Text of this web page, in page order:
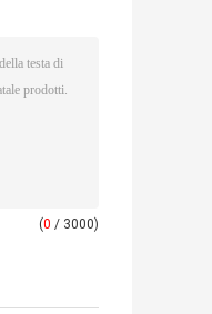
(0 / 3000)